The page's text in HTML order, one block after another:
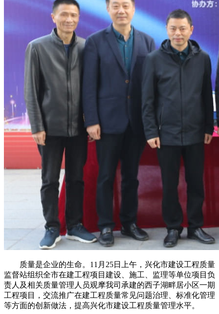
质量是企业的生命。11月25日上午，兴化市建设工程质量
监督站组织全市在建工程项目建设、施工、监理等单位项目负
责人及相关质量管理人员观摩我司承建的西子湖畔居小区一期
工程项目，交流推广在建工程质量常见问题治理、标准化管理
等方面的创新做法，提高兴化市建设工程质量管理水平。